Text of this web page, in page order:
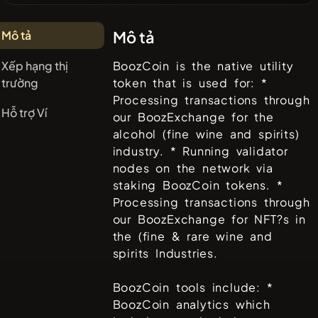
Mô tả
Xếp hạng thị
trường
Hỗ trợ Ví
Mô tả
BoozCoin is the native utility
token that is used for: *
Processing transactions through
our BoozExchange for the
alcohol (fine wine and spirits)
industry. * Running validator
nodes on the network via
staking BoozCoin tokens. *
Processing transactions through
our BoozExchange for NFT?s in
the (fine & rare wine and
spirits Industries.
BoozCoin tools include: *
BoozCoin analytics which